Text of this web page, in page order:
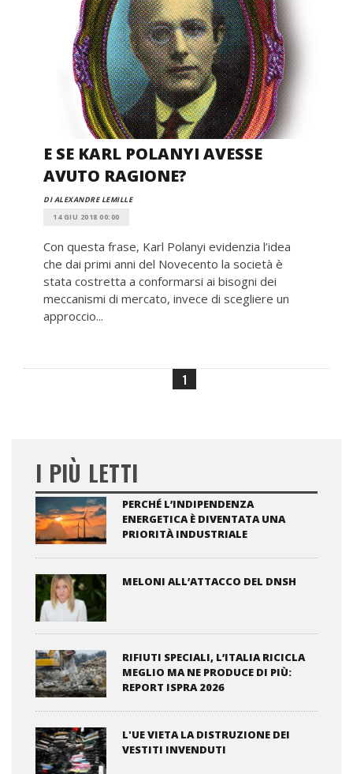
E SE KARL POLANYI AVESSE
AVUTO RAGIONE?
DI ALEXANDRE LEMILLE
14 GIU 2018 00:00
Con questa frase, Karl Polanyi evidenzia l’idea
che dai primi anni del Novecento la società è
stata costretta a conformarsi ai bisogni dei
meccanismi di mercato, invece di scegliere un
approccio...
1
I PIÙ LETTI
PERCHÉ L’INDIPENDENZA
ENERGETICA È DIVENTATA UNA
PRIORITÀ INDUSTRIALE
MELONI ALL’ATTACCO DEL DNSH
RIFIUTI SPECIALI, L’ITALIA RICICLA
MEGLIO MA NE PRODUCE DI PIÙ:
REPORT ISPRA 2026
L'UE VIETA LA DISTRUZIONE DEI
VESTITI INVENDUTI